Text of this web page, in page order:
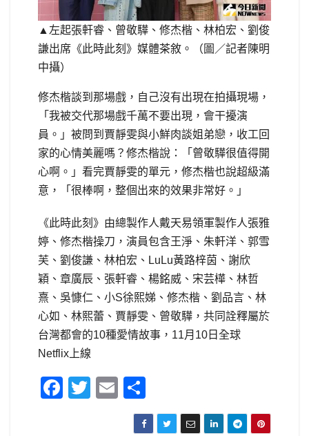
▲左起張軒睿、曾敬驊、修杰楷、林柏宏、劉俊
謙出席《此時此刻》媒體茶敘。（圖／記者陳明
中攝）
修杰楷談到那場戲，自己沒有出現在拍攝現場，
「我被交代那場戲千萬不要出現，會干擾演
員。」被問到賈靜雯與小鮮肉談姐弟戀，收工回
家的心情美麗嗎？修杰楷說：「曾敬驊很值得開
心啊。」看完賈靜雯的單元，修杰楷也說超級滿
意，「很棒啊，整個出來的效果非常好。」
《此時此刻》由總製作人戴天易領軍製作人張雅
婷、修杰楷操刀，演員包含王淨、朱軒洋、郭雪
芙、劉俊謙、林柏宏、LuLu黃路梓茵、謝欣
穎、章廣辰、張軒睿、楊銘威、宋芸樺、林哲
熹、吳慷仁、小S徐熙娣、修杰楷、劉品言、林
心如、林熙蕾、賈靜雯、曾敬驊，共同詮釋屬於
台灣都會的10種愛情故事，11月10日全球
Netflix上線
F
T
E
m h